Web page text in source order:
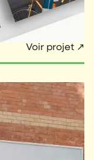
Voir projet ↗